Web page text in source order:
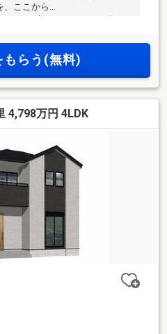
、ここから
トカード8.5万円分※（家具・
の「特別成約キャンペーン」
おります。ご検討の際はぜひ
末までのご内覧、ギフトカー
なります。
もらう(無料)
4,798万円 4LDK